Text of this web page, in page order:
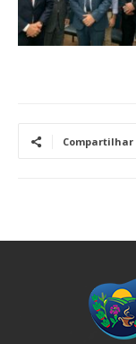
Compartilhar